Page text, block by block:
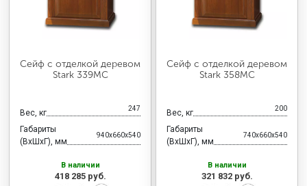
Сейф с отделкой деревом
Stark 339MC
Вес, кг 247
Габариты
(ВхШхГ), мм
940x660x540
В наличии
418 285 руб.
Сейф с отделкой деревом
Stark 358MC
Вес, кг 200
Габариты
(ВхШхГ), мм
740x660x540
В наличии
321 832 руб.